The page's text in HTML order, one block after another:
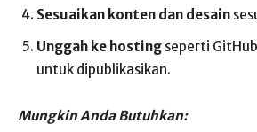
Sesuaikan konten dan desain
Unggah ke hosting seperti
untuk dipublikasikan.
Mungkin Anda Butuhkan: